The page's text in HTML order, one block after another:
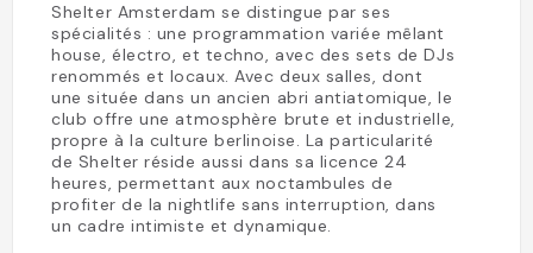
Shelter Amsterdam se distingue par ses
spécialités : une programmation variée mêlant
house, électro, et techno, avec des sets de DJs
renommés et locaux. Avec deux salles, dont
une située dans un ancien abri antiatomique, le
club offre une atmosphère brute et industrielle,
propre à la culture berlinoise. La particularité
de Shelter réside aussi dans sa licence 24
heures, permettant aux noctambules de
profiter de la nightlife sans interruption, dans
un cadre intimiste et dynamique.